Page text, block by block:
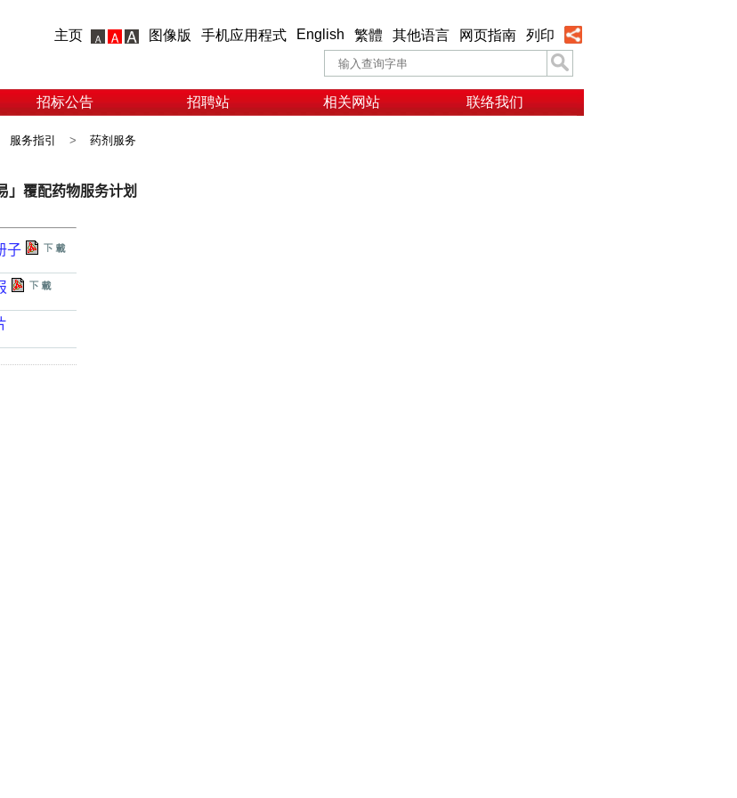
主页 图像版 手机应用程式 English 繁體 其他语言 网页指南 列印
招标公告 招聘站 相关网站 联络我们
服务指引 > 药剂服务